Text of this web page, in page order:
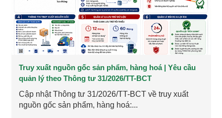
Truy xuất nguồn gốc sản phẩm, hàng hoá | Yêu cầu
quản lý theo Thông tư 31/2026/TT-BCT
Cập nhật Thông tư 31/2026/TT-BCT về truy xuất
nguồn gốc sản phẩm, hàng hoá:...